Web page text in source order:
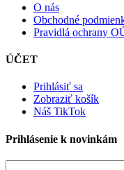
O nás
Obchodné
Pravidlá ochrany
ÚČET
Prihlásiť sa
Zobraziť košík
Náš TikTok
Prihlásenie k novinkám